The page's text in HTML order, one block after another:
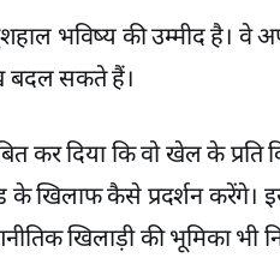
भविष्य की उम्मीद है। वे
बदल सकते हैं।
कर दिया कि वो खेल के प्रति
के खिलाफ कैसे प्रदर्शन
खिलाड़ी की भूमिका भी